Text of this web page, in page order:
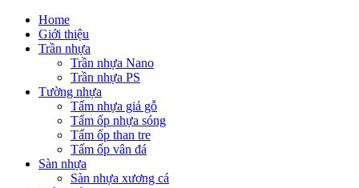
Home
Giới thiệu
Trần nhựa
Trần nhựa Nano
Trần nhựa PS
Tường nhựa
Tấm nhựa giả gỗ
Tấm ốp nhựa sóng
Tấm ốp than tre
Tấm ốp vân đá
Sàn nhựa
Sàn nhựa xương cá